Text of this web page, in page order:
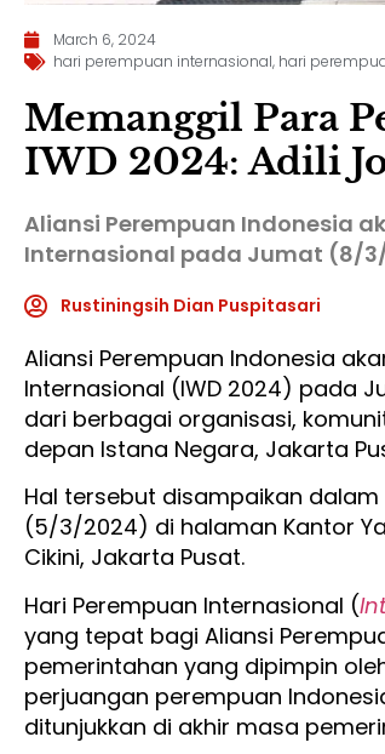
March 6, 2024
hari perempuan internasional, hari
Memanggil Para
IWD 2024: Adili
Aliansi Perempuan Indonesia
Internasional pada Jumat (8/
Rustiningsih Dian Puspitasari
Aliansi Perempuan Indonesia
Internasional (IWD 2024) pada
dari berbagai organisasi,
depan Istana Negara, Jakarta
Hal tersebut disampaikan
(5/3/2024) di halaman Kantor
Cikini, Jakarta Pusat.
Hari Perempuan Internasional (
yang tepat bagi Aliansi
pemerintahan yang dipimpin
perjuangan perempuan
ditunjukkan di akhir masa